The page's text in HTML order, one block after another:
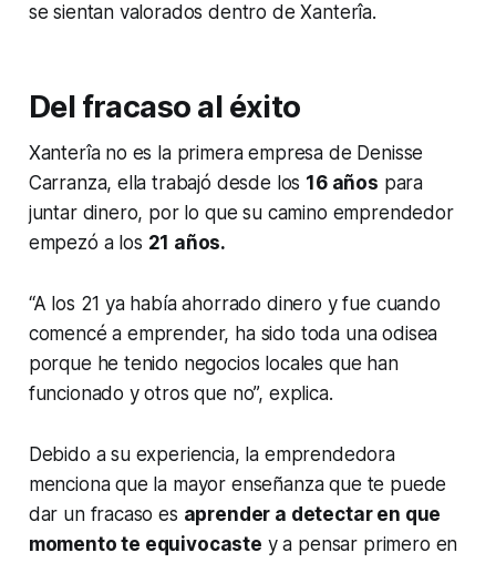
se sientan valorados dentro de Xanterîa.
Del fracaso al éxito
Xanterîa no es la primera empresa de Denisse
Carranza, ella trabajó desde los 16 años para
juntar dinero, por lo que su camino emprendedor
empezó a los 21 años.
“A los 21 ya había ahorrado dinero y fue cuando
comencé a emprender, ha sido toda una odisea
porque he tenido negocios locales que han
funcionado y otros que no”, explica.
Debido a su experiencia, la emprendedora
menciona que la mayor enseñanza que te puede
dar un fracaso es aprender a detectar en que
momento te equivocaste y a pensar primero en